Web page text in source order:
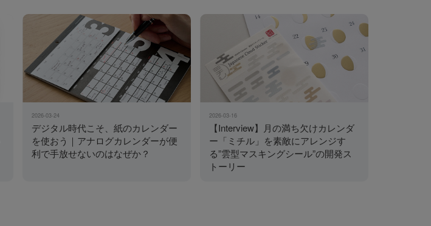
2026-03-24
デジタル時代こそ、紙のカレンダー
を使おう｜アナログカレンダーが便
利で手放せないのはなぜか？
2026-03-16
【Interview】月の満ち欠けカレンダ
ー「ミチル」を素敵にアレンジす
る”雲型マスキングシール”の開発ス
トーリー